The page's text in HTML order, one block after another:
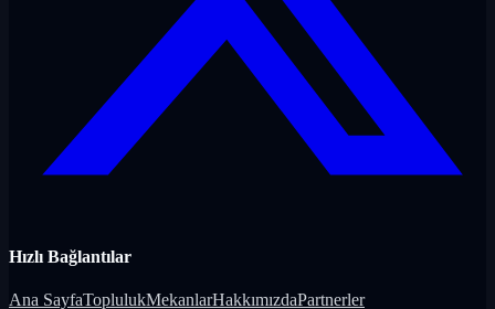
Hızlı Bağlantılar
Ana SayfaToplulukMekanlarHakkımızdaPartnerler